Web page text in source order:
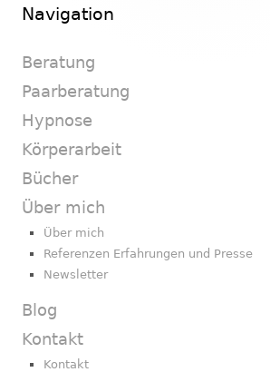
Navigation
Beratung
Paarberatung
Hypnose
Körperarbeit
Bücher
Über mich
Über mich
Referenzen Erfahrungen und Presse
Newsletter
Blog
Kontakt
Kontakt